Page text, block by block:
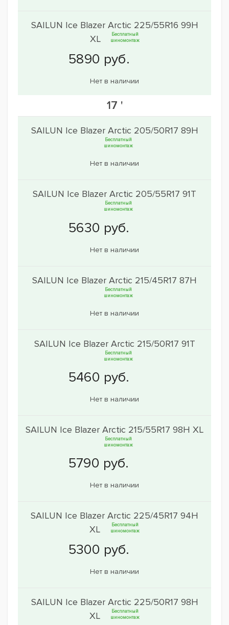
SAILUN Ice Blazer Arctic 225/55R16 99H
XL
Бесплатный
шиномонтаж
Нет в наличии
17 '
SAILUN Ice Blazer Arctic 205/50R17 89H
Бесплатный
шиномонтаж
Нет в наличии
SAILUN Ice Blazer Arctic 205/55R17 91T
Бесплатный
шиномонтаж
Нет в наличии
SAILUN Ice Blazer Arctic 215/45R17 87H
Бесплатный
шиномонтаж
Нет в наличии
SAILUN Ice Blazer Arctic 215/50R17 91T
Бесплатный
шиномонтаж
Нет в наличии
SAILUN Ice Blazer Arctic 215/55R17 98H XL
Бесплатный
шиномонтаж
Нет в наличии
SAILUN Ice Blazer Arctic 225/45R17 94H
XL
Бесплатный
шиномонтаж
Нет в наличии
SAILUN Ice Blazer Arctic 225/50R17 98H
XL
Бесплатный
шиномонтаж